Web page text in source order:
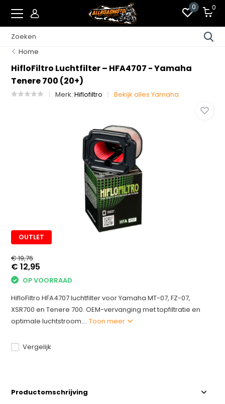
0 0
Home
HifloFiltro Luchtfilter – HFA4707 - Yamaha
Tenere 700 (20+)
Merk:Hiflofiltro Bekijk alles Yamaha
OUTLET
€ 19,76
€ 12,95
OP VOORRAAD
HifloFiltro HFA4707 luchtfilter voor Yamaha MT-07, FZ-07,
XSR700 en Tenere 700. OEM-vervanging met topfiltratie en
optimale luchtstroom....Toon meer
Vergelijk
Productomschrijving